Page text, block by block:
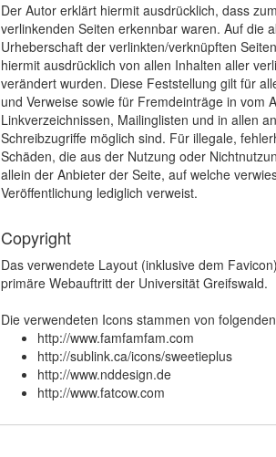
Der Autor erklärt hiermit ausdrücklich, dass
verlinkenden Seiten erkennbar waren. Auf die
Urheberschaft der verlinkten/verknüpften
hiermit ausdrücklich von allen Inhalten aller
verändert wurden. Diese Feststellung gilt für
und Verweise sowie für Fremdeinträge in vom
Linkverzeichnissen, Mailinglisten und in allen
Schreibzugriffe möglich sind. Für illegale,
Schäden, die aus der Nutzung oder
allein der Anbieter der Seite, auf welche
Veröffentlichung lediglich verweist.
Copyright
Das verwendete Layout (inklusive dem
primäre Webauftritt der Universität Greifswald.
Die verwendeten Icons stammen von
http://www.famfamfam.com
http://sublink.ca/icons/sweetieplus
http://www.nddesign.de
http://www.fatcow.com